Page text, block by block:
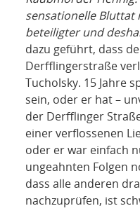
sensationelle Bluttat
beteiligter und
dazu geführt, dass
Derfflingerstraße
Tucholsky. 15 Jahre
sein, oder er hat –
der Derfflinger
einer verflossenen
oder er war einfach
ungeahnten Folgen
dass alle anderen
nachzuprüfen, ist